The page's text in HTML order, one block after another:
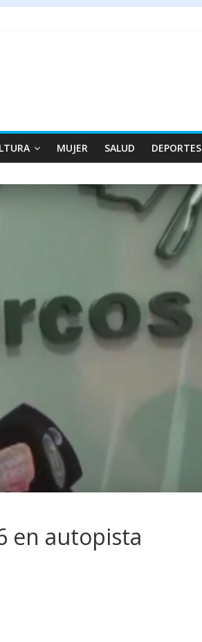
MUJER SALUD DEPORTES
en autopista